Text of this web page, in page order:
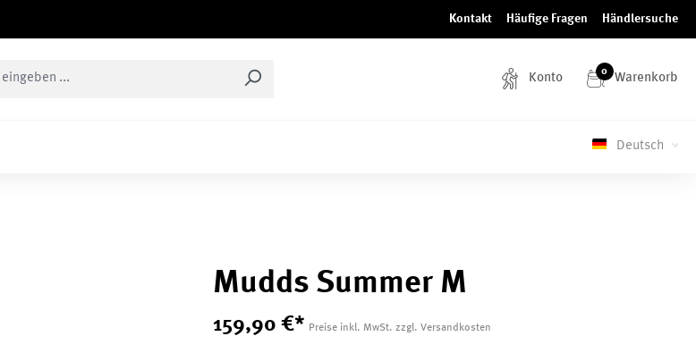
Kontakt Häufige Fragen Händlersuche
Konto Warenkorb
0
Deutsch
Mudds Summer M
159,90 €* Preise inkl. MwSt. zzgl. Versandkosten